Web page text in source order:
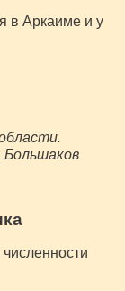
в Аркаиме и у